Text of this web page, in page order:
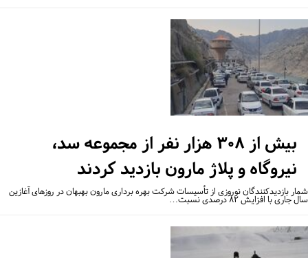
بیش از ۳۰۸ هزار نفر از مجموعه سد،
نیروگاه و پلاژ مارون بازدید کردند
بازدیدکنندگان نوروزی از تأسیسات شرکت بهره برداری مارون بهبهان در روزهای آغازین
با افزایش ۸۲ درصدی نسبت…